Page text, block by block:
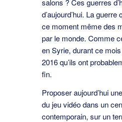
salons ? Ces guerres
d’aujourd’hui. La
ce moment même des
par le monde. Comme
en Syrie, durant ce
2016 qu’ils ont
ﬁn.
Proposer aujourd’hui
du jeu vidéo dans un
contemporain, sur un